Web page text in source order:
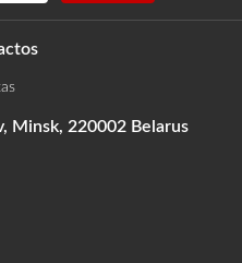
Minsk, 220002 Belarus